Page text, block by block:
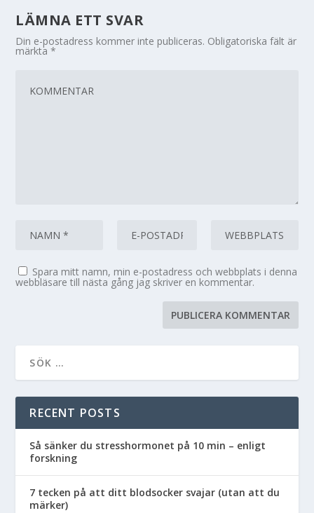
LÄMNA ETT SVAR
Din e-postadress kommer inte publiceras. Obligatoriska fält är
märkta*
Spara mitt namn, min e-postadress och webbplats i denna
webbläsare till nästa gång jag skriver en kommentar.
RECENT POSTS
Så sänker du stresshormonet på 10 min – enligt
forskning
7 tecken på att ditt blodsocker svajar (utan att du
märker)